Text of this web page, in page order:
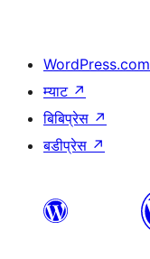
WordPress.com
म्याट ↗
बिबिप्रेस ↗
बडीप्रेस ↗